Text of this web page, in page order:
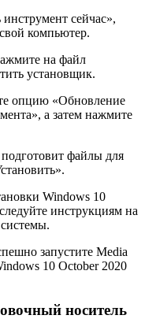
сейчас»,
компьютер.
на файл
установщик.
опцию «Обновление
а затем нажмите
файлы для
Windows 10
инструкциям на
запустите Media
10 October 2020
носитель